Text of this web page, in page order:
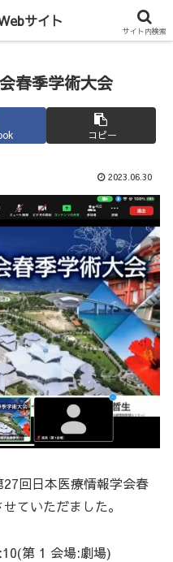
Web
春季学術大会
コピー
2023.06.30
回日本医療情報学会春
ていただました。
第 1 会場:劇場)
サイト
サイト内検索